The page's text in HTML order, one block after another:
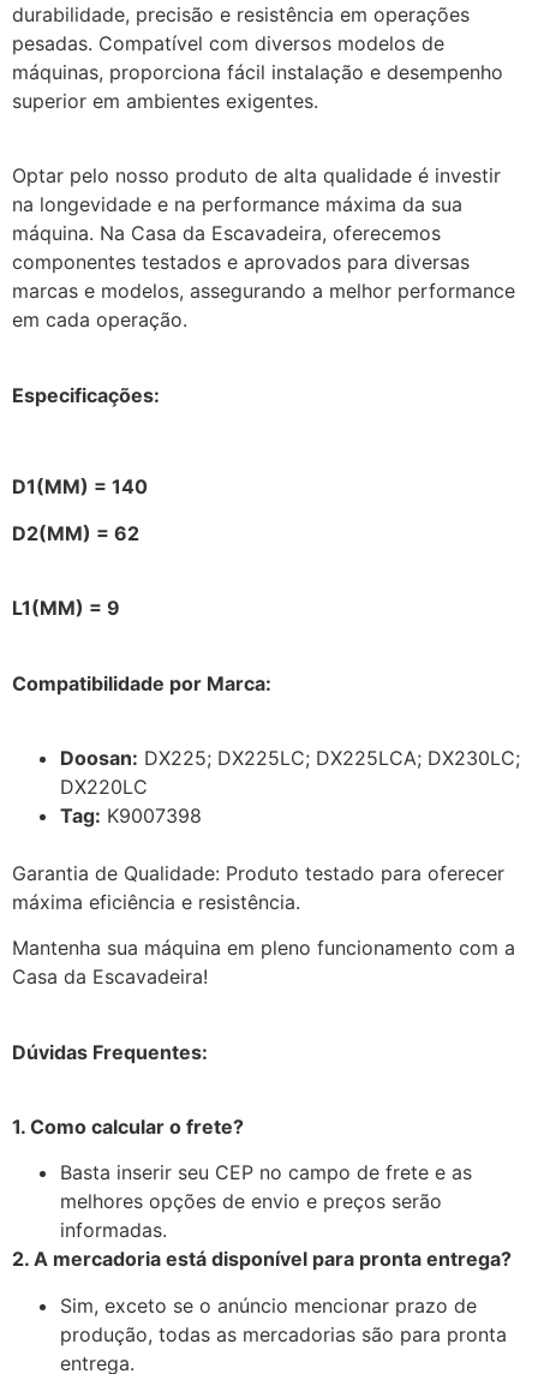
durabilidade, precisão e resistência em operações
pesadas. Compatível com diversos modelos de
máquinas, proporciona fácil instalação e desempenho
superior em ambientes exigentes.
Optar pelo nosso produto de alta qualidade é investir
na longevidade e na performance máxima da sua
máquina. Na Casa da Escavadeira, oferecemos
componentes testados e aprovados para diversas
marcas e modelos, assegurando a melhor performance
em cada operação.
Especificações:
D1(MM) = 140
D2(MM) = 62
L1(MM) = 9
Compatibilidade por Marca:
Doosan: DX225; DX225LC; DX225LCA; DX230LC;
DX220LC
Tag: K9007398
Garantia de Qualidade: Produto testado para oferecer
máxima eficiência e resistência.
Mantenha sua máquina em pleno funcionamento com a
Casa da Escavadeira!
Dúvidas Frequentes:
1. Como calcular o frete?
Basta inserir seu CEP no campo de frete e as
melhores opções de envio e preços serão
informadas.
2. A mercadoria está disponível para pronta entrega?
Sim, exceto se o anúncio mencionar prazo de
produção, todas as mercadorias são para pronta
entrega.